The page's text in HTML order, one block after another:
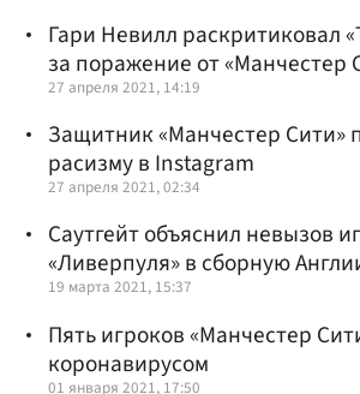
Гари Невилл раскритиковал
за поражение от «Манчестер
27 апреля 2021, 14:19
Защитник «Манчестер Сити»
расизму в Instagram
27 апреля 2021, 02:34
Саутгейт объяснил невызов
«Ливерпуля» в сборную
19 марта 2021, 15:37
Пять игроков «Манчестер
коронавирусом
01 января 2021, 17:50